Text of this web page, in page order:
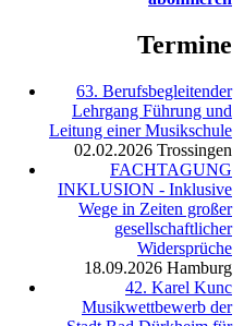
Termine
63. Berufsbegleitender
Lehrgang Führung und
Leitung einer Musikschule
02.02.2026 Trossingen
FACHTAGUNG
INKLUSION - Inklusive
Wege in Zeiten großer
gesellschaftlicher
Widersprüche
18.09.2026 Hamburg
42. Karel Kunc
Musikwettbewerb der